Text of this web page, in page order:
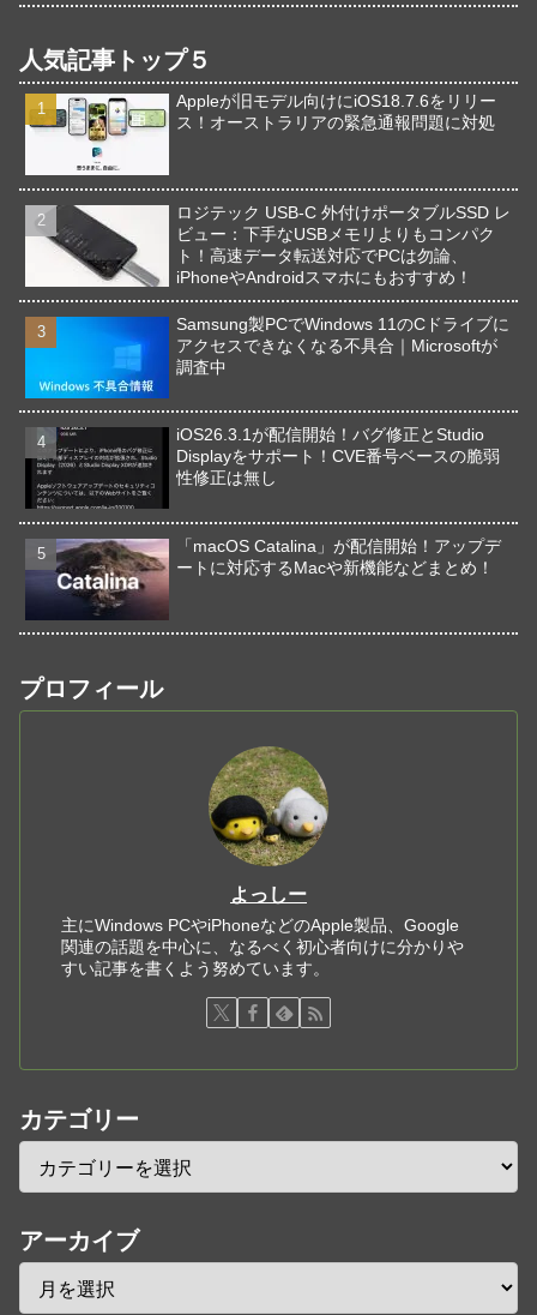
人気記事トップ５
Appleが旧モデル向けにiOS18.7.6をリリー
ス！オーストラリアの緊急通報問題に対処
ロジテック USB-C 外付けポータブルSSD レ
ビュー：下手なUSBメモリよりもコンパク
ト！高速データ転送対応でPCは勿論、
iPhoneやAndroidスマホにもおすすめ！
Samsung製PCでWindows 11のCドライブに
アクセスできなくなる不具合｜Microsoftが
調査中
iOS26.3.1が配信開始！バグ修正とStudio
Displayをサポート！CVE番号ベースの脆弱
性修正は無し
「macOS Catalina」が配信開始！アップデ
ートに対応するMacや新機能などまとめ！
プロフィール
よっしー
主にWindows PCやiPhoneなどのApple製品、Google
関連の話題を中心に、なるべく初心者向けに分かりや
すい記事を書くよう努めています。
カテゴリー
アーカイブ